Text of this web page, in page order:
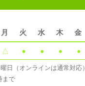
月 火 水 木 金
△ ● ● ● ●
日（オンラインは通常対応）
まで